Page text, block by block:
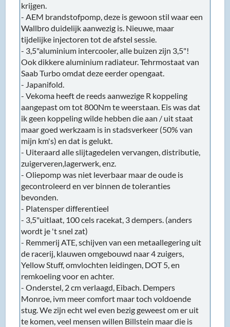
krijgen.
- AEM brandstofpomp, deze is gewoon stil waar een
Wallbro duidelijk aanwezig is. Nieuwe, maar
tijdelijke injectoren tot de afstel sessie.
- 3,5"aluminium intercooler, alle buizen zijn 3,5"!
Ook dikkere aluminium radiateur. Tehrmostaat van
Saab Turbo omdat deze eerder opengaat.
- Japanifold.
- Vekoma heeft de reeds aanwezige R koppeling
aangepast om tot 800Nm te weerstaan. Eis was dat
ik geen koppeling wilde hebben die aan / uit staat
maar goed werkzaam is in stadsverkeer (50% van
mijn km's) en dat is gelukt.
- Uiteraard alle slijtagedelen vervangen, distributie,
zuigerveren,lagerwerk, enz.
- Oliepomp was niet leverbaar maar de oude is
gecontroleerd en ver binnen de toleranties
bevonden.
- Platensper differentieel
- 3,5"uitlaat, 100 cels racekat, 3 dempers. (anders
wordt je 't snel zat)
- Remmerij ATE, schijven van een metaallegering uit
de racerij, klauwen omgebouwd naar 4 zuigers,
Yellow Stuff, omvlochten leidingen, DOT 5, en
remkoeling voor en achter.
- Onderstel, 2 cm verlaagd, Eibach. Dempers
Monroe, ivm meer comfort maar toch voldoende
stug. We zijn echt wel even bezig geweest om er uit
te komen, veel mensen willen Billstein maar die is